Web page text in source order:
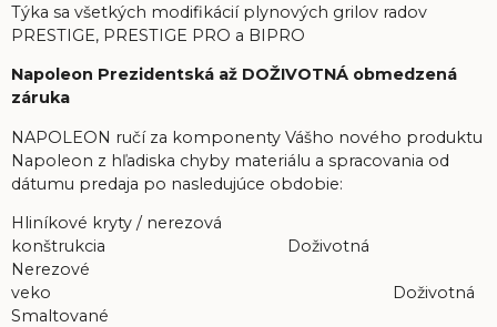
Týka sa všetkých modifikácií plynových grilov radov
PRESTIGE, PRESTIGE PRO a BIPRO
Napoleon Prezidentská až DOŽIVOTNÁ obmedzená
záruka
NAPOLEON ručí za komponenty Vášho nového produktu
Napoleon z hľadiska chyby materiálu a spracovania od
dátumu predaja po nasledujúce obdobie:
Hliníkové kryty / nerezová
konštrukcia Doživotná
Nerezové
veko Doživotná
Smaltované